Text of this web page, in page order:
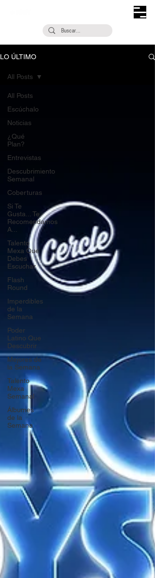
LO ÚLTIMO
All Posts
Escúchalo
Noticias
¿Qué
Plan?
Entrevistas
Descubrimiento
Semanal
Coberturas
Si Te
Gusta... Te
Recomendamos
A...
Talento
Mexa Que
Debes
Escuchar
Flash
Round
Imperdibles
de la
Semana
Poder
Latino Que
Descubrir
Mejores de
la Semana
Talento
Mexa
Semanal
Álbumes
de la
Semana
All Posts